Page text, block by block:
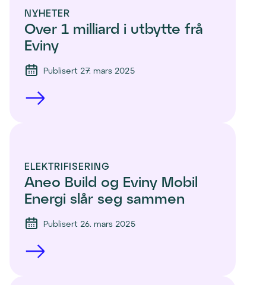
NYHETER
Over 1 milliard i utbytte frå
Eviny
Publisert 27. mars 2025
ELEKTRIFISERING
Aneo Build og Eviny Mobil
Energi slår seg sammen
Publisert 26. mars 2025